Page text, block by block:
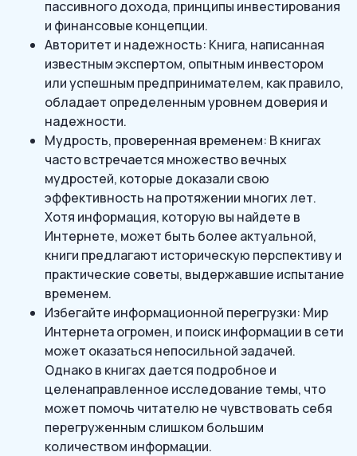
пассивного дохода, принципы инвестирования
и финансовые концепции.
Авторитет и надежность: Книга, написанная
известным экспертом, опытным инвестором
или успешным предпринимателем, как правило,
обладает определенным уровнем доверия и
надежности.
Мудрость, проверенная временем: В книгах
часто встречается множество вечных
мудростей, которые доказали свою
эффективность на протяжении многих лет.
Хотя информация, которую вы найдете в
Интернете, может быть более актуальной,
книги предлагают историческую перспективу и
практические советы, выдержавшие испытание
временем.
Избегайте информационной перегрузки: Мир
Интернета огромен, и поиск информации в сети
может оказаться непосильной задачей.
Однако в книгах дается подробное и
целенаправленное исследование темы, что
может помочь читателю не чувствовать себя
перегруженным слишком большим
количеством информации.